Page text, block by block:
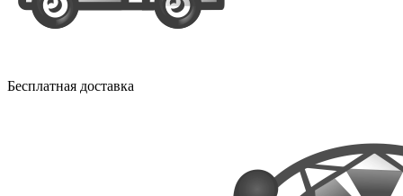
Бесплатная доставка